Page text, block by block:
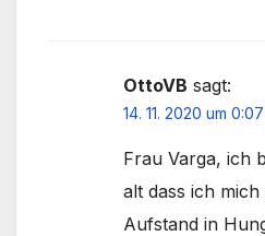
OttoVB sagt:
14. 11. 2020 um
Frau Varga, ich
alt dass ich
Aufstand in